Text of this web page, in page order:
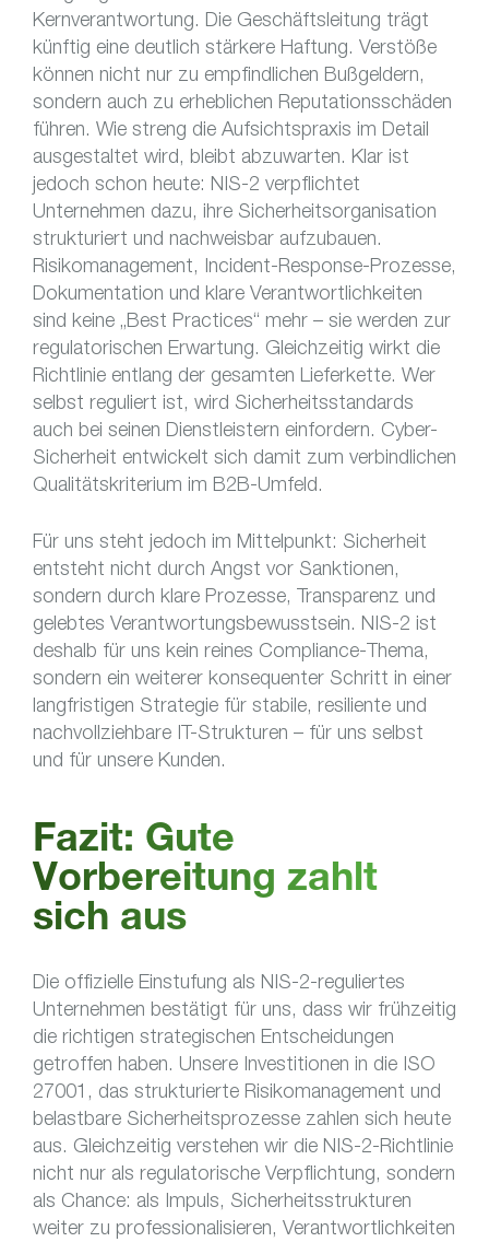
Kernverantwortung. Die Geschäftsleitung trägt
künftig eine deutlich stärkere Haftung. Verstöße
können nicht nur zu empfindlichen Bußgeldern,
sondern auch zu erheblichen Reputationsschäden
führen. Wie streng die Aufsichtspraxis im Detail
ausgestaltet wird, bleibt abzuwarten. Klar ist
jedoch schon heute: NIS-2 verpflichtet
Unternehmen dazu, ihre Sicherheitsorganisation
strukturiert und nachweisbar aufzubauen.
Risikomanagement, Incident-Response-Prozesse,
Dokumentation und klare Verantwortlichkeiten
sind keine „Best Practices“ mehr – sie werden zur
regulatorischen Erwartung. Gleichzeitig wirkt die
Richtlinie entlang der gesamten Lieferkette. Wer
selbst reguliert ist, wird Sicherheitsstandards
auch bei seinen Dienstleistern einfordern. Cyber-
Sicherheit entwickelt sich damit zum verbindlichen
Qualitätskriterium im B2B-Umfeld.
Für uns steht jedoch im Mittelpunkt: Sicherheit
entsteht nicht durch Angst vor Sanktionen,
sondern durch klare Prozesse, Transparenz und
gelebtes Verantwortungsbewusstsein. NIS-2 ist
deshalb für uns kein reines Compliance-Thema,
sondern ein weiterer konsequenter Schritt in einer
langfristigen Strategie für stabile, resiliente und
nachvollziehbare IT-Strukturen – für uns selbst
und für unsere Kunden.
Fazit: Gute
Vorbereitung zahlt
sich aus
Die offizielle Einstufung als NIS-2-reguliertes
Unternehmen bestätigt für uns, dass wir frühzeitig
die richtigen strategischen Entscheidungen
getroffen haben. Unsere Investitionen in die ISO
27001, das strukturierte Risikomanagement und
belastbare Sicherheitsprozesse zahlen sich heute
aus. Gleichzeitig verstehen wir die NIS-2-Richtlinie
nicht nur als regulatorische Verpflichtung, sondern
als Chance: als Impuls, Sicherheitsstrukturen
weiter zu professionalisieren, Verantwortlichkeiten